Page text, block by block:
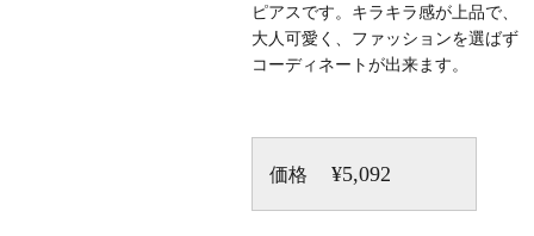
ピアスです。キラキラ感が上品で、
大人可愛く、ファッションを選ばず
コーディネートが出来ます。
価格 ¥5,092